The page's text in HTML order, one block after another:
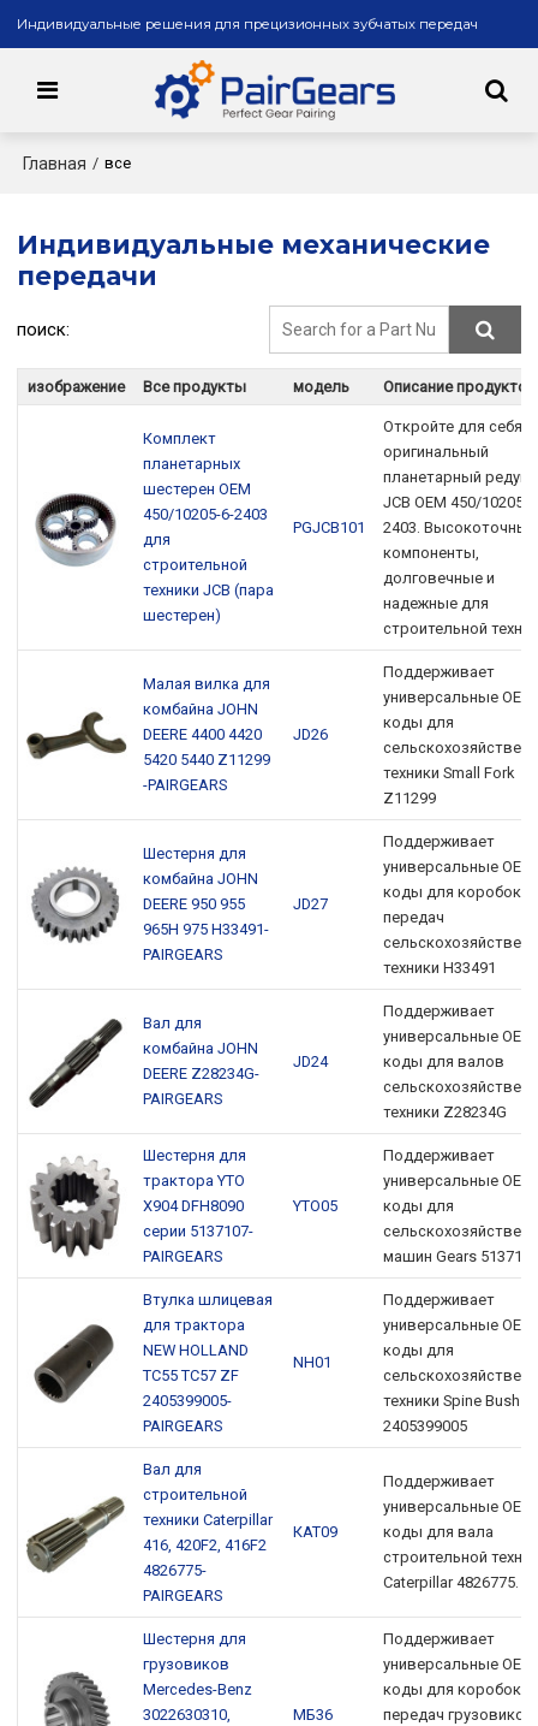
Индивидуальные решения для прецизионных зубчатых передач
Главная / все
Индивидуальные механические
передачи
поиск:
изображение Все продукты модель Описание продуктов
Комплект
планетарных
шестерен OEM
450/10205-6-2403
для
строительной
техники JCB (пара
шестерен)
PGJCB101
Откройте для себя
оригинальный
планетарный
JCB OEM 450/10205-
2403. Высокоточные
компоненты,
долговечные и
надежные для
строительной
Малая вилка для
комбайна JOHN
DEERE 4400 4420
5420 5440 Z11299
-PAIRGEARS
JD26
Поддерживает
универсальные OEM-
коды для
техники Small Fork
Z11299
Шестерня для
комбайна JOHN
DEERE 950 955
965H 975 H33491-
PAIRGEARS
JD27
Поддерживает
универсальные OEM-
коды для коробок
передач
техники H33491
Вал для
комбайна JOHN
DEERE Z28234G-
PAIRGEARS
JD24
Поддерживает
универсальные OEM-
коды для валов
техники Z28234G
Шестерня для
трактора YTO
X904 DFH8090
серии 5137107-
PAIRGEARS
YTO05
Поддерживает
универсальные OEM-
коды для
машин Gears 5137107
Втулка шлицевая
для трактора
NEW HOLLAND
TC55 TC57 ZF
2405399005-
PAIRGEARS
NH01
Поддерживает
универсальные OEM-
коды для
техники Spine Bush
2405399005
Вал для
строительной
техники Caterpillar
416, 420F2, 416F2
4826775-
PAIRGEARS
КАТ09
Поддерживает
универсальные OEM-
коды для вала
строительной
Caterpillar 4826775.
Шестерня для
грузовиков
Mercedes-Benz
3022630310,
МБ36
Поддерживает
универсальные OEM-
коды для коробок
передач грузовиков